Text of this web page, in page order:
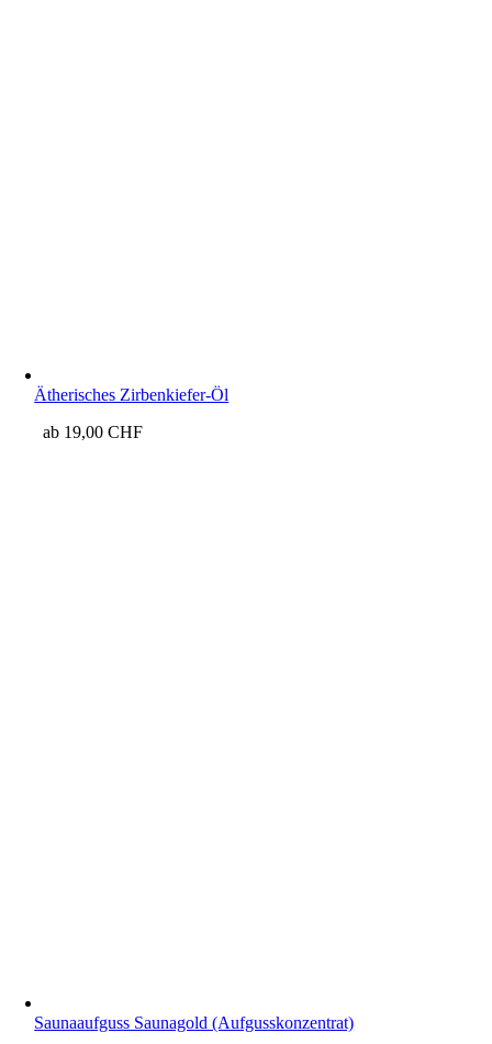
Ätherisches Zirbenkiefer-Öl
ab 19,00CHF
Saunaaufguss Saunagold (Aufgusskonzentrat)